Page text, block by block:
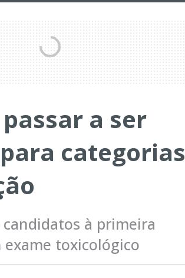
a ser
categorias
à primeira
toxicológico